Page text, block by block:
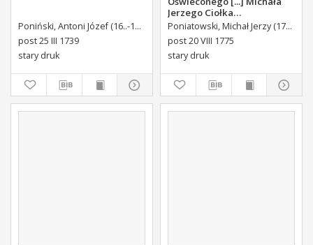
Poniński, Antoni Józef (16..-1742). Królikiewicz, Jan Maksymilian. Wyd.
post 25 III 1739
stary druk
Jerzego Ciołka
Poniatowskiego Biskupa
Płockiego Xiązęcia
Pułtuskiego [...] Do Oboyga
Stanu Tak Duchownego,
Swoiey Roku Panskiego
1775 [...] Wydany.
Poniatowski, Michał Jerzy (1736-1794)
post 20 VIII 1775
stary druk